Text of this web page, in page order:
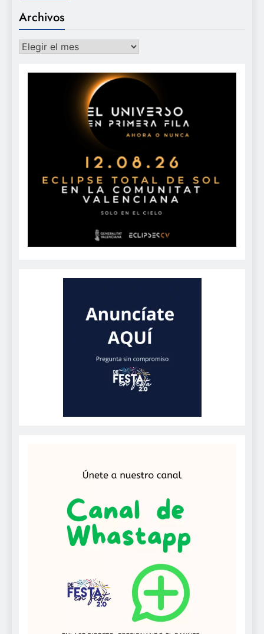
Archivos
Archivos